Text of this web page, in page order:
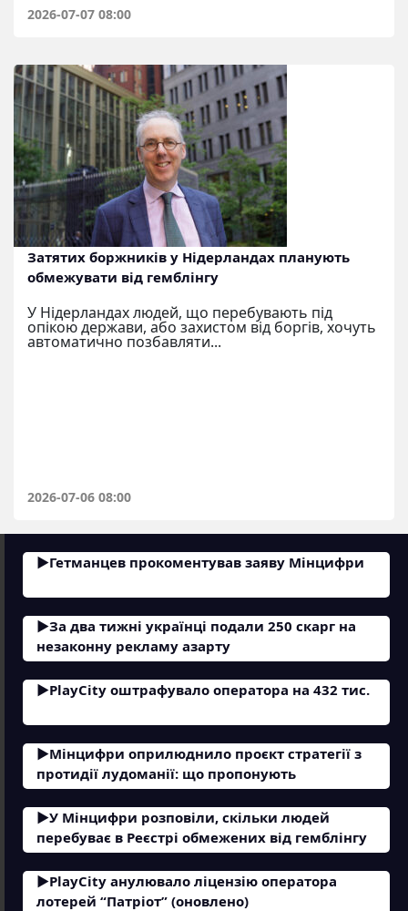
2026-07-07 08:00
Затятих боржників у Нідерландах планують
обмежувати від гемблінгу
У Нідерландах людей, що перебувають під
опікою держави, або захистом від боргів, хочуть
автоматично позбавляти...
2026-07-06 08:00
Гетманцев прокоментував заяву Мінцифри
За два тижні українці подали 250 скарг на
незаконну рекламу азарту
PlayCity оштрафувало оператора на 432 тис.
Мінцифри оприлюднило проєкт стратегії з
протидії лудоманії: що пропонують
У Мінцифри розповіли, скільки людей
перебуває в Реєстрі обмежених від гемблінгу
PlayCity анулювало ліцензію оператора
лотерей “Патріот” (оновлено)